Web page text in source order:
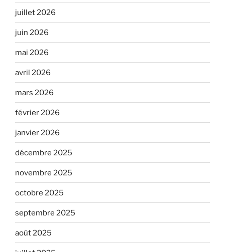
juillet 2026
juin 2026
mai 2026
avril 2026
mars 2026
février 2026
janvier 2026
décembre 2025
novembre 2025
octobre 2025
septembre 2025
août 2025